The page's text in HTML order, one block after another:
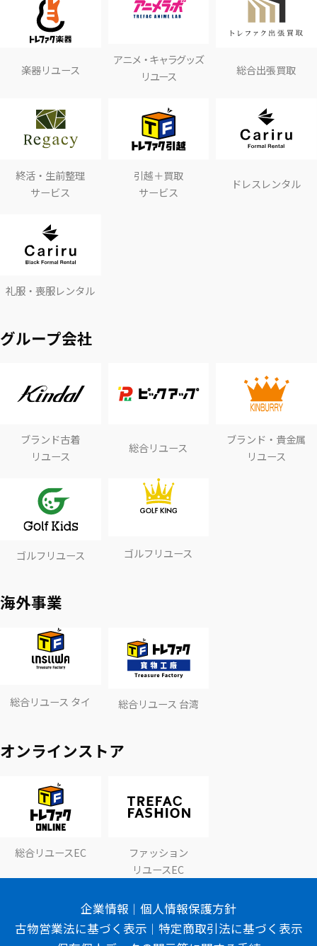
楽器リユース
アニメ・キャラグッズ
リユース
総合出張買取
終活・生前整理
サービス
引越＋買取
サービス
ドレスレンタル
礼服・喪服レンタル
グループ会社
ブランド古着
リユース
総合リユース
ブランド・貴金属
リユース
ゴルフリユース ゴルフリユース
海外事業
総合リユース タイ 総合リユース 台湾
オンラインストア
総合リユースEC
ファッション
リユースEC
企業情報
個人情報保護方針
古物営業法に基づく表示
特定商取引法に基づく表示